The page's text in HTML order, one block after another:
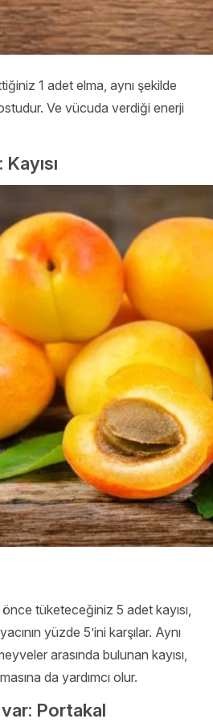
1 adet elma, aynı şekilde
Ve vücuda verdiği enerji
tüketeceğiniz 5 adet kayısı,
yüzde 5’ini karşılar. Aynı
arasında bulunan kayısı,
da yardımcı olur.
Portakal